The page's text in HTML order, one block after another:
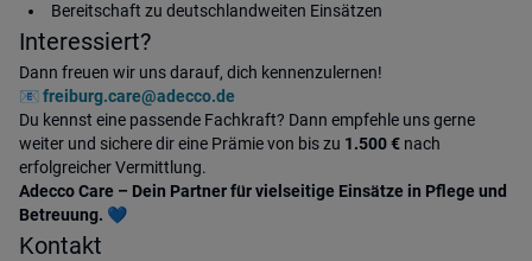
Bereitschaft zu deutschlandweiten Einsätzen
Interessiert?
Dann freuen wir uns darauf, dich kennenzulernen!
📧freiburg.care@adecco.de
Du kennst eine passende Fachkraft? Dann empfehle uns gerne
weiter und sichere dir eine Prämie von bis zu 1.500 € nach
erfolgreicher Vermittlung.
Adecco Care – Dein Partner für vielseitige Einsätze in Pflege und
Betreuung. 💙
Kontakt